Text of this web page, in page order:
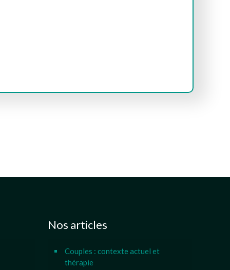
Nos articles
Couples : contexte actuel et
thérapie